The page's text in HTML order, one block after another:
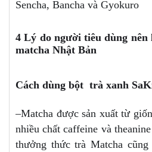
Sencha, Bancha và Gyokuro
4 Lý do người tiêu dùng
matcha Nhật Bản
Cách dùng bột trà xanh
–Matcha được sản xuất từ
nhiều chất caffeine và
thưởng thức trà Matcha